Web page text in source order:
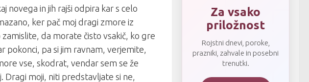
novega in jih rajši odpira kar s celo
ker pač moj dragi zmore iz
da morate čisto vsakič, ko gre
pokonci, pa si jim ravnam, verjemite,
vse, skodrat, vendar sem se že
Dragi moji, niti predstavljate si ne,
Za vsako
priložnost
Rojstni dnevi, poroke,
prazniki, zahvale in posebni
trenutki.